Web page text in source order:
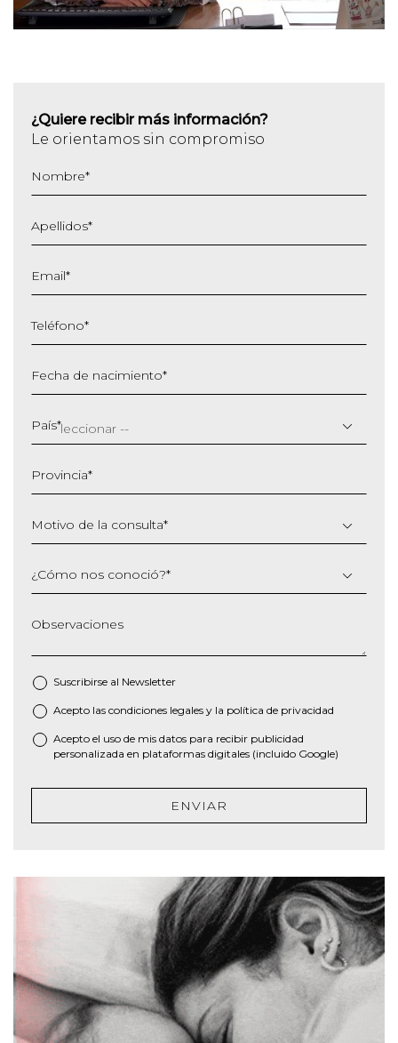
¿Quiere recibir más información?
Le orientamos sin compromiso
Nombre*
Apellidos*
Email*
Teléfono*
Fecha de nacimiento*
barra
MM
AAAA
País*
Provincia*
Motivo de la consulta*
¿Cómo nos conoció?*
Observaciones
Suscribirse al Newsletter
* Acepto las condiciones legales y la política de privacidad
Acepto el uso de mis datos para recibir publicidad
personalizada en plataformas digitales (incluido Google)
ENVIAR